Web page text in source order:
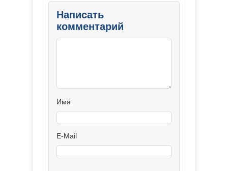
Написать
комментарий
Имя
E-Mail